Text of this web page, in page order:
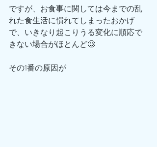
ですが、お食事に関しては今までの乱
れた食生活に慣れてしまったおかげ
で、いきなり起こりうる変化に順応で
きない場合がほとんど🥲
その1番の原因が